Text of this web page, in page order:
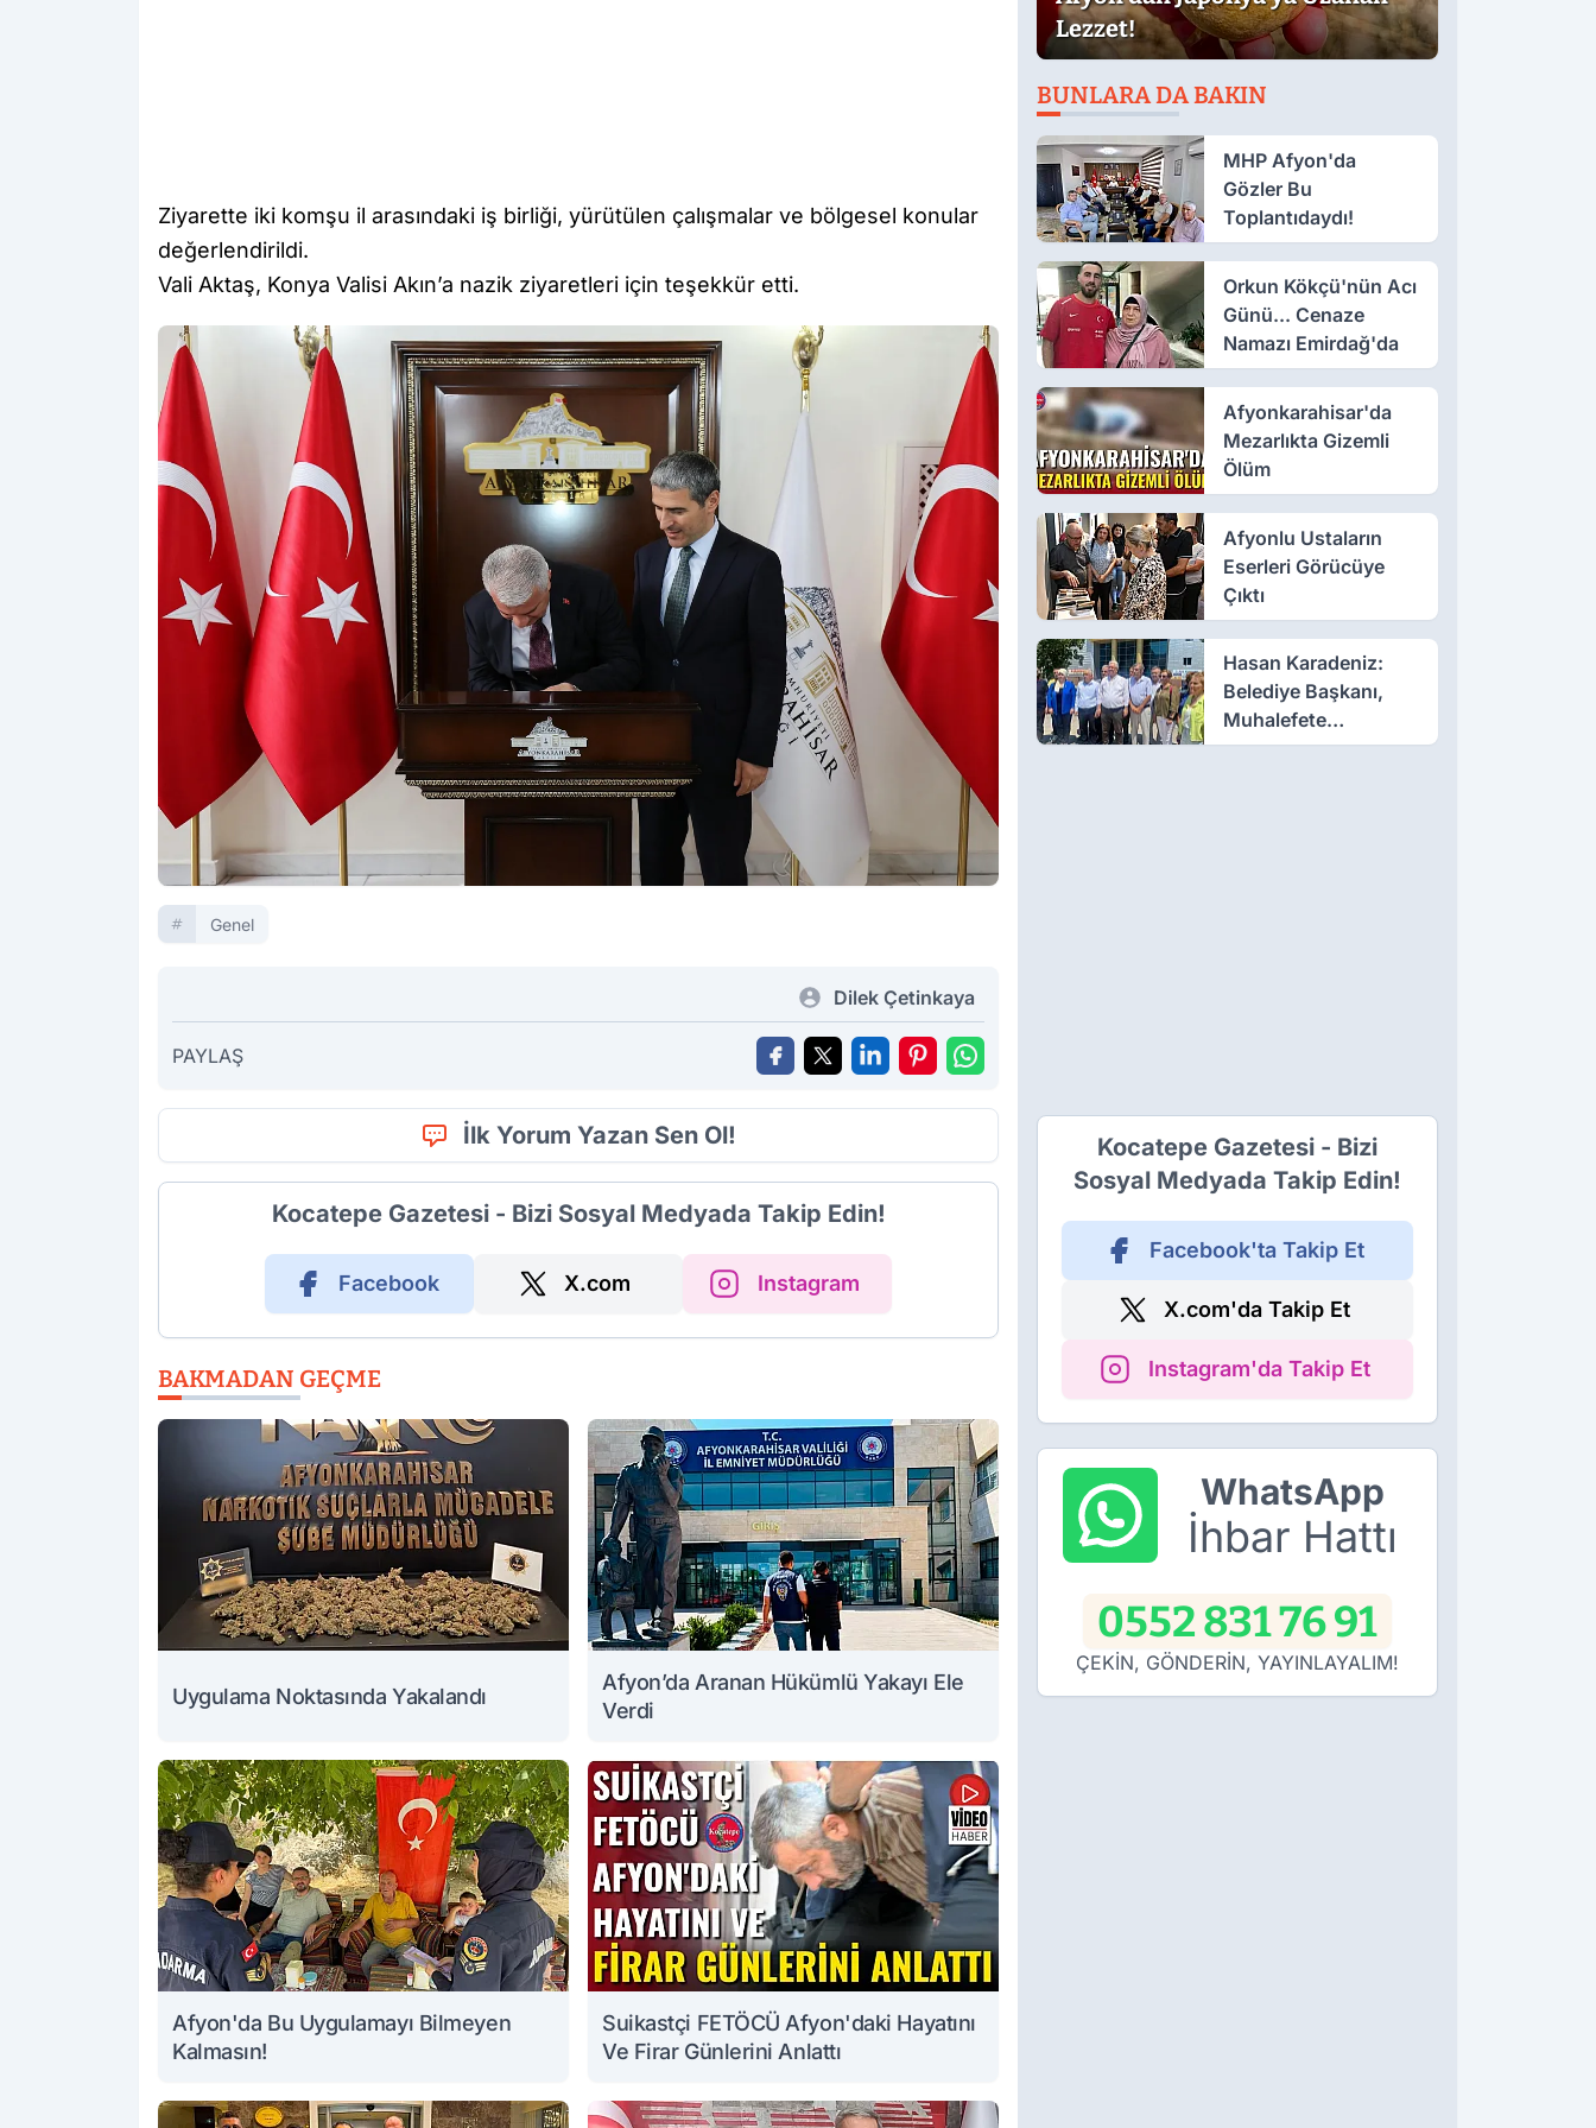
Ziyarette iki komşu il arasındaki iş birliği, yürütülen çalışmalar ve bölgesel konular
değerlendirildi.
Vali Aktaş, Konya Valisi Akın’a nazik ziyaretleri için teşekkür etti.
Genel
Dilek Çetinkaya
PAYLAŞ
İlk Yorum Yazan Sen Ol!
Kocatepe Gazetesi - Bizi Sosyal Medyada Takip Edin!
Facebook X.com Instagram
BAKMADAN GEÇME
Uygulama Noktasında Yakalandı
Afyon’da Aranan Hükümlü Yakayı Ele
Verdi
Afyon'da Bu Uygulamayı Bilmeyen
Kalmasın!
Suikastçi FETÖCÜ Afyon'daki Hayatını
Ve Firar Günlerini Anlattı
Lezzet!
BUNLARA DA BAKIN
MHP Afyon'da
Gözler Bu
Toplantıdaydı!
Orkun Kökçü'nün Acı
Günü... Cenaze
Namazı Emirdağ'da
Afyonkarahisar'da
Mezarlıkta Gizemli
Ölüm
Afyonlu Ustaların
Eserleri Görücüye
Çıktı
Hasan Karadeniz:
Belediye Başkanı,
Muhalefete
Tahammül Edemiyor
Kocatepe Gazetesi - Bizi
Sosyal Medyada Takip Edin!
Facebook'ta Takip Et
X.com'da Takip Et
Instagram'da Takip Et
WhatsApp
İhbar Hattı
0552 831 76 91
ÇEKİN, GÖNDERİN, YAYINLAYALIM!